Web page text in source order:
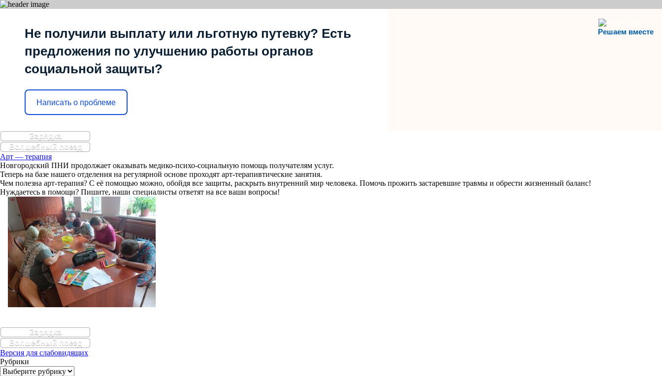
Решаем вместе
Не получили выплату или льготную путевку? Есть
предложения по улучшению работы органов
социальной защиты?
Написать о проблеме
Зарядка
Волшебный поезд
Арт — терапия
Новгородский ПНИ продолжает оказывать медико-психо-социальную помощь получателям услуг.
Теперь на базе нашего отделения на регулярной основе проходят арт-терапивтические занятия.
Чем полезна арт-терапия? С её помощью можно, обойдя все защиты, раскрыть внутренний мир человека. Помочь прожить застаревшие травмы и обрести жизненный баланс!
Нуждаетесь в помощи? Пишите, наши специалисты ответят на все ваши вопросы!
Зарядка
Волшебный поезд
Версия для слабовидящих
Рубрики
Рубрики